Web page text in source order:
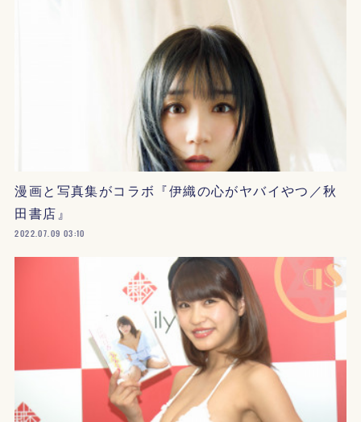
漫画と写真集がコラボ『伊織の心がヤバイやつ／秋
田書店』
2022.07.09 03:10